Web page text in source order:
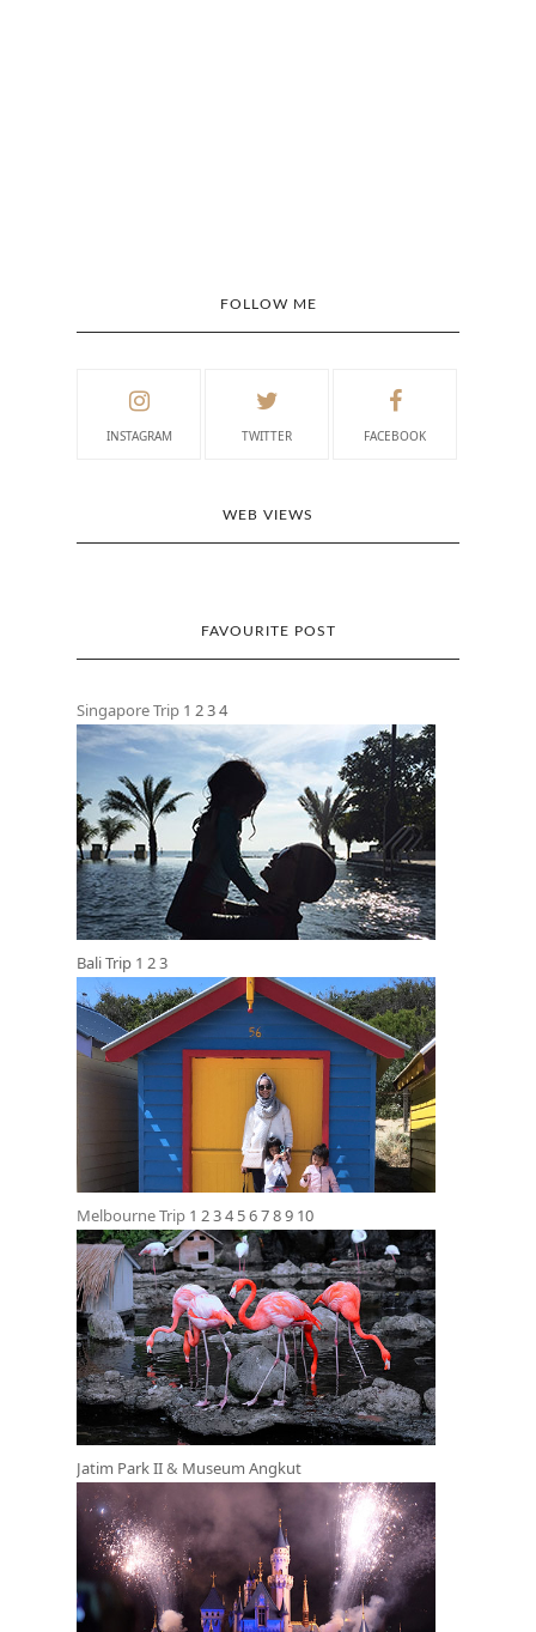
FOLLOW ME
INSTAGRAM TWITTER FACEBOOK
WEB VIEWS
FAVOURITE POST
Singapore Trip 1 234
Bali Trip 1 23
Melbourne Trip 1 23456789 10
Jatim Park II& Museum Angkut